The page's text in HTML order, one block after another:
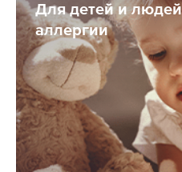
Для детей и
аллергии